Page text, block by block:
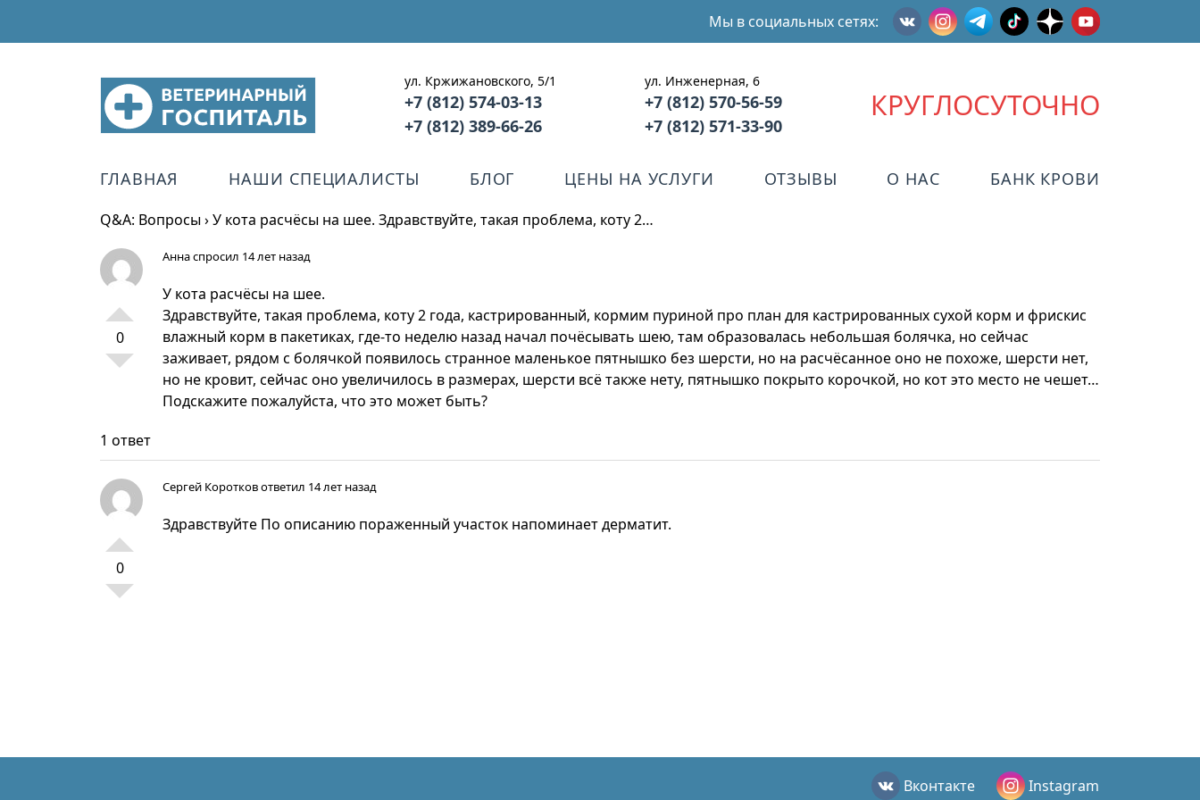
Мы в социальных сетях:
ул. Кржижановского, 5/1
+7 (812) 574-03-13
+7 (812) 389-66-26
ул. Инженерная, 6
+7 (812) 570-56-59
+7 (812) 571-33-90
КРУГЛОСУТОЧНО
ГЛАВНАЯ НАШИ СПЕЦИАЛИСТЫ БЛОГ ЦЕНЫ НА УСЛУГИ ОТЗЫВЫ О НАС БАНК КРОВИ
Q&A: Вопросы›У кота расчёсы на шее. Здравствуйте, такая проблема, коту 2…
0
Аннаспросил 14 лет назад
У кота расчёсы на шее.
Здравствуйте, такая проблема, коту 2 года, кастрированный, кормим пуриной про план для кастрированных сухой корм и фрискис
влажный корм в пакетиках, где-то неделю назад начал почёсывать шею, там образовалась небольшая болячка, но сейчас
заживает, рядом с болячкой появилось странное маленькое пятнышко без шерсти, но на расчёсанное оно не похоже, шерсти нет,
но не кровит, сейчас оно увеличилось в размерах, шерсти всё также нету, пятнышко покрыто корочкой, но кот это место не чешет…
Подскажите пожалуйста, что это может быть?
1 ответ
0
Сергей Коротковответил 14 лет назад
Здравствуйте По описанию пораженный участок напоминает дерматит.
Вконтакте Instagram